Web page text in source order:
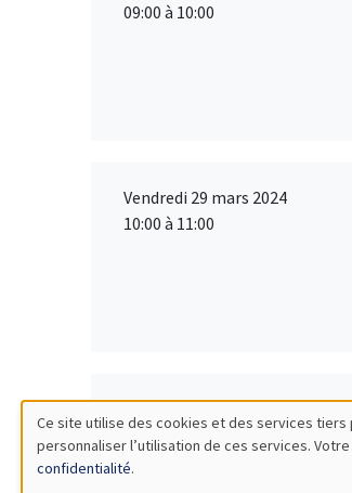
09:00 à 10:00
Vendredi 29 mars 2024
10:00 à 11:00
Mardi 9 avril 2024
10:30 à 12:00
MEGA
Utilisation
Ce site utilise des cookies et des services
personnaliser l’utilisation de ces services.
confidentialité.